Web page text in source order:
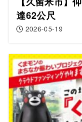
達62公尺
2026-05-19